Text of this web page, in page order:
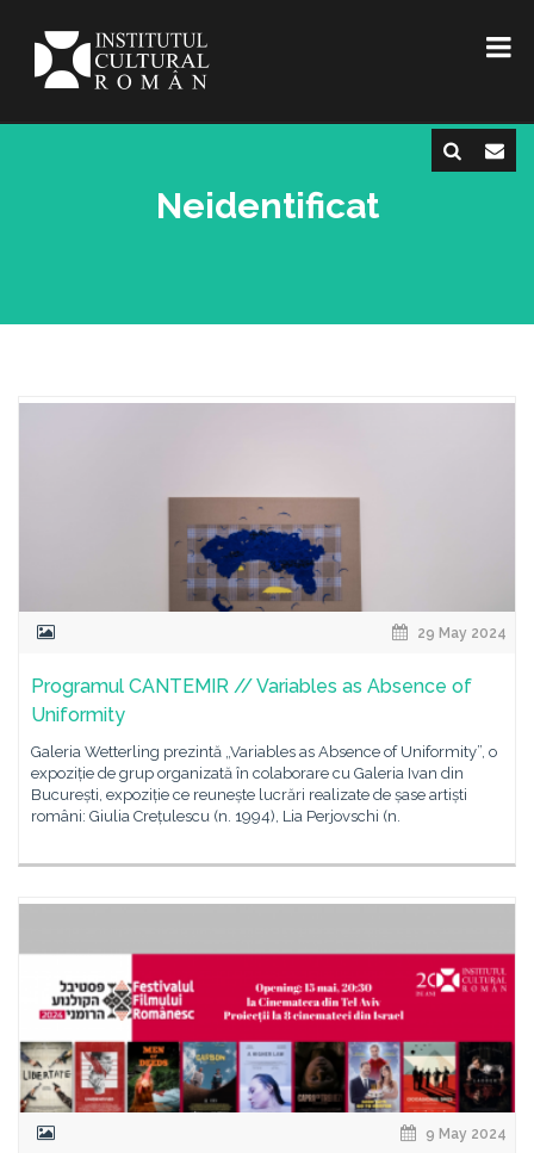
Neidentificat
29 May 2024
Programul CANTEMIR // Variables as Absence of
Uniformity
Galeria Wetterling prezintă „Variables as Absence of Uniformity”, o
expoziție de grup organizată în colaborare cu Galeria Ivan din
București, expoziție ce reunește lucrări realizate de șase artiști
români: Giulia Crețulescu (n. 1994), Lia Perjovschi (n.
9 May 2024